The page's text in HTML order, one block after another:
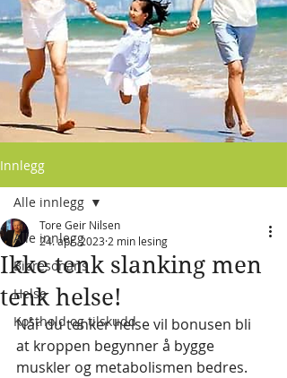
Innlegg
Alle innlegg
Bioresonans
Helse
Kosthold og tilskudd
Alle innlegg
Ikke tenk slanking men
tenk helse!
Tore Geir Nilsen
24. apr. 2023 2 min lesing
Når du tenker helse vil bonusen bli
at kroppen begynner å bygge
muskler og metabolismen bedres.